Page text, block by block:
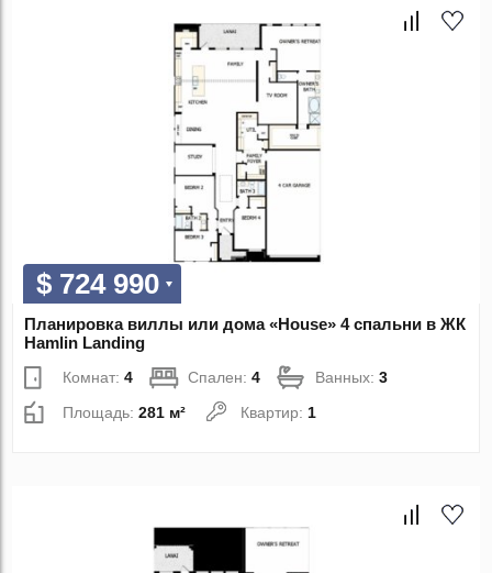
$ 724 990
Планировка виллы или дома «House» 4 спальни в ЖК
Hamlin Landing
Комнат:4 Спален:4 Ванных:3
Площадь:281 м² Квартир: 1